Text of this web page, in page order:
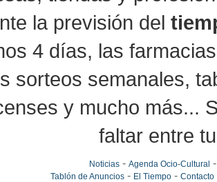
la previsión del
4 días, las
sorteos semanales,
y mucho más...
faltar entre
Noticias -Agenda Ocio-Cultural
Tablón de Anuncios - El Tiempo -Contacto